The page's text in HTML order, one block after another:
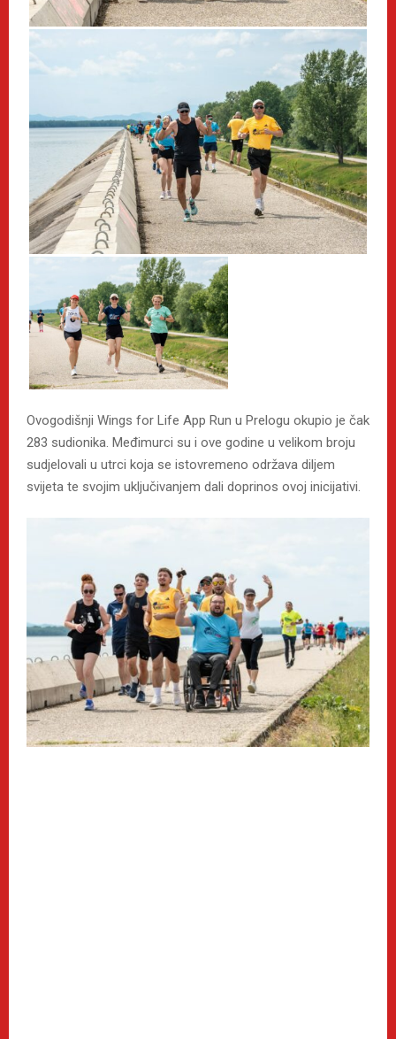
Ovogodišnji Wings for Life App Run u Prelogu okupio je čak
283 sudionika. Međimurci su i ove godine u velikom broju
sudjelovali u utrci koja se istovremeno održava diljem
svijeta te svojim uključivanjem dali doprinos ovoj inicijativi.